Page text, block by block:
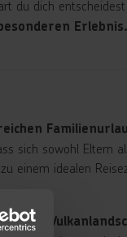
du dich
Erlebnis.
sich sowohl Eltern
einem idealen